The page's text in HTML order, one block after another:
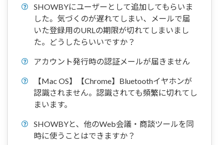
SHOWBYにユーザーとして追加してもらいま
した。気づくのが遅れてしまい、メールで届
いた登録用のURLの期限が切れてしまいまし
た。どうしたらいいですか？
アカウント発行時の認証メールが届きません
【Mac OS】【Chrome】Bluetoothイヤホンが
認識されません。認識されても頻繁に切れてし
まいます。
SHOWBYと、他のWeb会議・商談ツールを同
時に使うことはできますか？